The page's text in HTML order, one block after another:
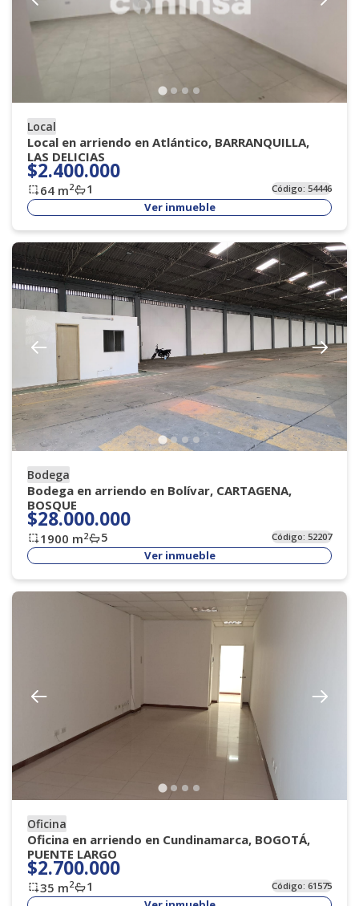
Local
Local en arriendo en Atlántico, BARRANQUILLA,
LAS DELICIAS
$2.400.000
64m2 1 Código: 54446
Ver inmueble
Bodega
Bodega en arriendo en Bolívar, CARTAGENA,
BOSQUE
$28.000.000
1900 m2 5 Código:52207
Ver inmueble
Oficina
Oficina en arriendo en Cundinamarca, BOGOTÁ,
PUENTE LARGO
$2.700.000
35 m2 1 Código:61575